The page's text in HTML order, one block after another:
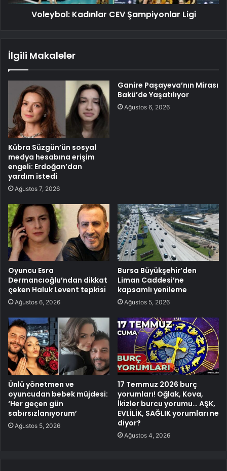
Voleybol: Kadınlar CEV Şampiyonlar Ligi
İlgili Makaleler
Kübra Süzgün’ün sosyal
medya hesabına erişim
engeli: Erdoğan’dan
yardım istedi
Ağustos 7, 2026
Ganire Paşayeva’nın Mirası
Bakü’de Yaşatılıyor
Ağustos 6, 2026
Oyuncu Esra
Dermancıoğlu’ndan dikkat
çeken Haluk Levent tepkisi
Ağustos 6, 2026
Bursa Büyükşehir’den
Liman Caddesi’ne
kapsamlı yenileme
Ağustos 5, 2026
Ünlü yönetmen ve
oyuncudan bebek müjdesi:
‘Her geçen gün
sabırsızlanıyorum’
Ağustos 5, 2026
17 Temmuz 2026 burç
yorumları! Oğlak, Kova,
İkizler burcu yorumu… AŞK,
EVLİLİK, SAĞLIK yorumları ne
diyor?
Ağustos 4, 2026